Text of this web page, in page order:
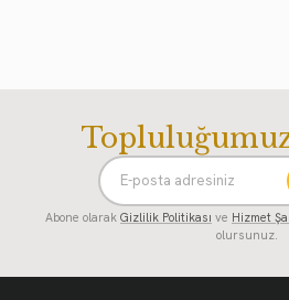
Abone olarak Gizlilik Politikası ve Hizmet
olursunuz.